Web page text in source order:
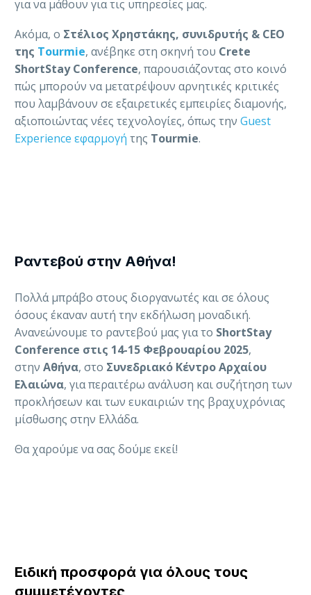
για να μάθουν για τις υπηρεσίες μας.
Ακόμα, ο Στέλιος Χρηστάκης, συνιδρυτής & CEO
της Tourmie, ανέβηκε στη σκηνή του Crete
ShortStay Conference, παρουσιάζοντας στο κοινό
πώς μπορούν να μετατρέψουν αρνητικές κριτικές
που λαμβάνουν σε εξαιρετικές εμπειρίες διαμονής,
αξιοποιώντας νέες τεχνολογίες, όπως την Guest
Experience εφαρμογή της Tourmie.
Ραντεβού στην Αθήνα!
Πολλά μπράβο στους διοργανωτές και σε όλους
όσους έκαναν αυτή την εκδήλωση μοναδική.
Ανανεώνουμε το ραντεβού μας για το ShortStay
Conference στις 14-15 Φεβρουαρίου 2025,
στην Αθήνα, στο Συνεδριακό Κέντρο Αρχαίου
Ελαιώνα, για περαιτέρω ανάλυση και συζήτηση των
προκλήσεων και των ευκαιριών της βραχυχρόνιας
μίσθωσης στην Ελλάδα.
Θα χαρούμε να σας δούμε εκεί!
Ειδική προσφορά για όλους τους